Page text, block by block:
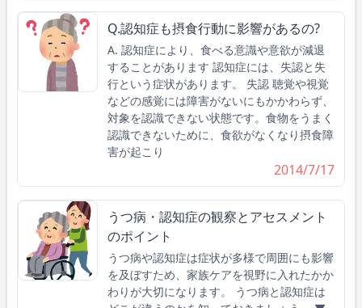
Q.認知症も摂食行動に影響があるの?
A. 認知症により、食べる意識や意欲が減退
することがあります 認知症には、失認と失
行という症状があります。 失認 聴覚や視覚
などの感覚には障害がないにもかかわらず、
対象を認識できない状態です。食物をうまく
認識できないために、食欲がなくなり摂食障
害が起こり
2014/7/17
うつ病・認知症の観察とアセスメント
のポイント
うつ病や認知症は症状が多様で周囲にも影響
を及ぼすため、家族ケアを視野に入れたかか
わりが大切になります。 うつ病と認知症は